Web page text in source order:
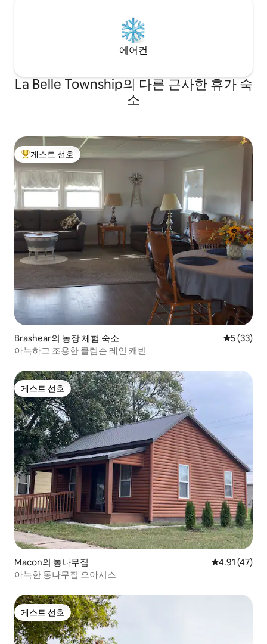
에어컨
La Belle Township의 다른 근사한 휴가 숙
소
상위 게스트 선호
게스트 선호
Brashear의 농장 체험 숙소 평점 5점
5 (33)
아늑하고 조용한 클렘슨 레인 캐빈
게스트 선호
게스트 선호
Macon의 통나무집 평점 4.91점
4.91 (47)
아늑한 통나무집 오아시스
게스트 선호
게스트 선호